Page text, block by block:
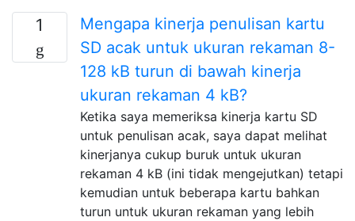
1
Mengapa kinerja penulisan kartu
SD acak untuk ukuran rekaman 8-
128 kB turun di bawah kinerja
ukuran rekaman 4 kB?
Ketika saya memeriksa kinerja kartu SD
untuk penulisan acak, saya dapat melihat
kinerjanya cukup buruk untuk ukuran
rekaman 4 kB (ini tidak mengejutkan) tetapi
kemudian untuk beberapa kartu bahkan
turun untuk ukuran rekaman yang lebih